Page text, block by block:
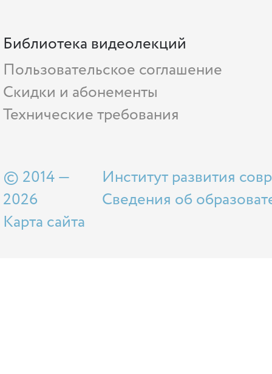
Библиотека видеолекций
Пользовательское соглашение
Скидки и абонементы
Технические требования
© 2014 —
2026
Карта сайта
Институт развития
Сведения об